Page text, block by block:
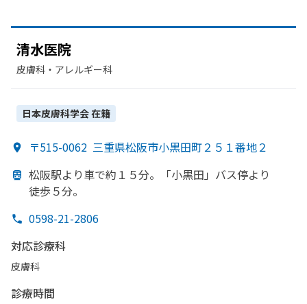
清水医院
皮膚科・​アレルギー科
日本皮膚科学会在籍
〒515-0062 三重県松阪市小黒田町２５１番地２
松阪駅より車で約１５分。 「小黒田」 バス停より
徒歩５分。
0598-21-2806
対応診療科
皮膚科
診療時間